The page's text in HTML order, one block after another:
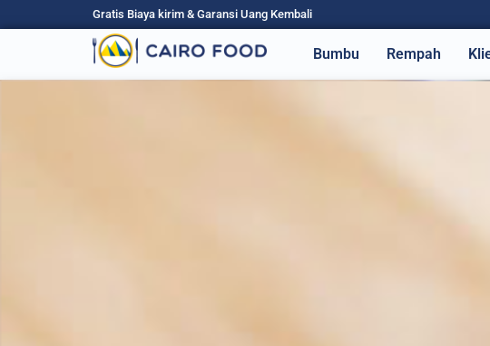
Gratis Biaya kirim & Garansi Uang Kembali
Bumbu Rempah